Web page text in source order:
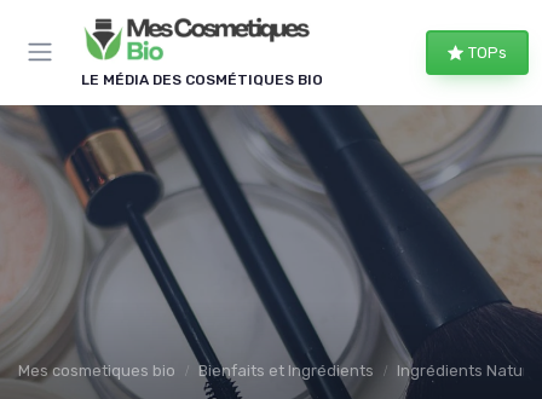
LE MÉDIA DES COSMÉTIQUES BIO
TOPs
Mes cosmetiques bio Bienfaits et Ingrédients Ingrédients
Panneau de gestion des cookies